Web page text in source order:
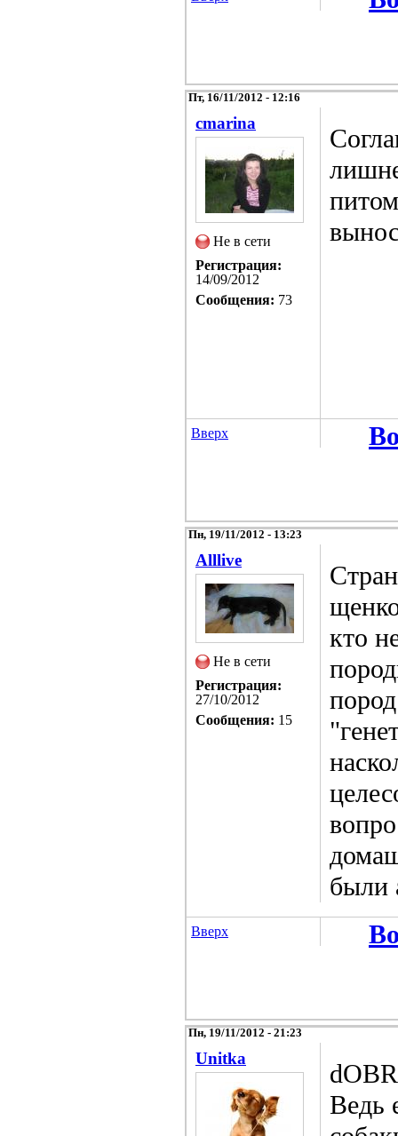
Пт, 16/11/2012 - 12:16
cmarina
Не в сети
Регистрация:
14/09/2012
Сообщения: 73
Вверх
Пн, 19/11/2012 - 13:23
Alllive
Не в сети
Регистрация:
27/10/2012
Сообщения: 15
кто
были
Вверх
Пн, 19/11/2012 - 21:23
Unitka
Ведь